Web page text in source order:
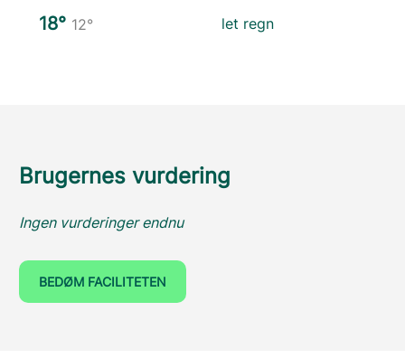
18° 12° let regn
Brugernes vurdering
Ingen vurderinger endnu
BEDØM FACILITETEN